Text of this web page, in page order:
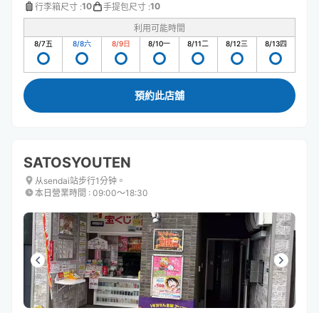
行李箱尺寸 :10 手提包尺寸 :10
利用可能時間
8/7五 8/8六 8/9日 8/10一 8/11二 8/12三 8/13四
預約此店舖
SATOSYOUTEN
从sendai站步行1分钟。
本日營業時間 : 09:00〜18:30